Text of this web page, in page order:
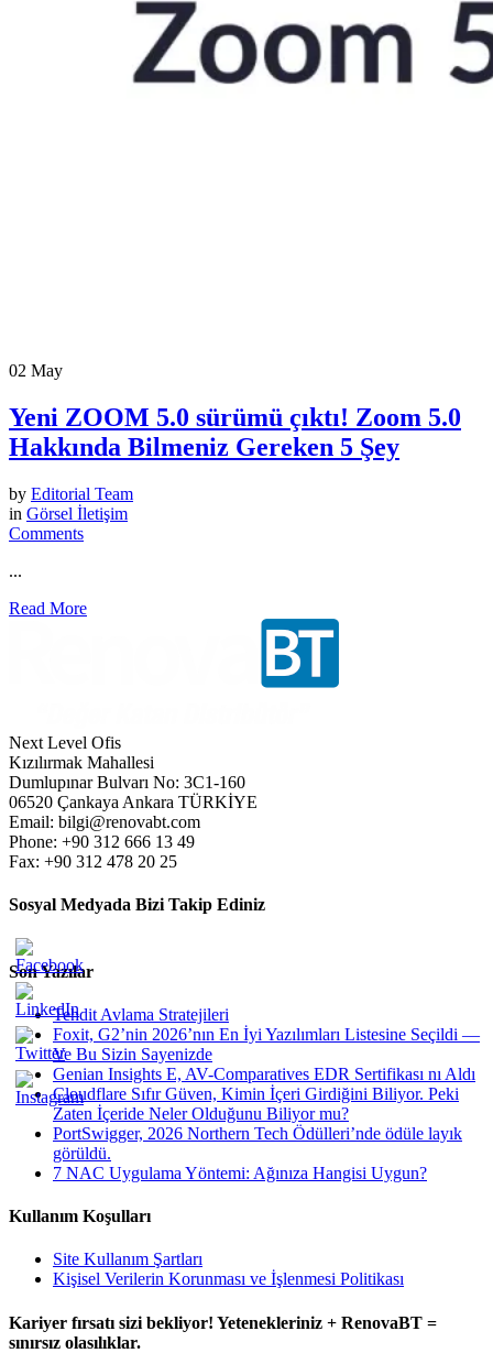
02 May
Yeni ZOOM 5.0 sürümü çıktı! Zoom 5.0
Hakkında Bilmeniz Gereken 5 Şey
by Editorial Team
in Görsel İletişim
Comments
...
Read More
Next Level Ofis
Kızılırmak Mahallesi
Dumlupınar Bulvarı No: 3C1-160
06520 Çankaya Ankara TÜRKİYE
Email: bilgi@renovabt.com
Phone: +90 312 666 13 49
Fax: +90 312 478 20 25
Sosyal Medyada Bizi Takip Ediniz
Son Yazılar
Tehdit Avlama Stratejileri
Foxit, G2’nin 2026’nın En İyi Yazılımları Listesine Seçildi —
Ve Bu Sizin Sayenizde
Genian Insights E, AV-Comparatives EDR Sertifikası nı Aldı
Cloudflare Sıfır Güven, Kimin İçeri Girdiğini Biliyor. Peki
Zaten İçeride Neler Olduğunu Biliyor mu?
PortSwigger, 2026 Northern Tech Ödülleri’nde ödüle layık
görüldü.
7 NAC Uygulama Yöntemi: Ağınıza Hangisi Uygun?
Kullanım Koşulları
Site Kullanım Şartları
Kişisel Verilerin Korunması ve İşlenmesi Politikası
Kariyer fırsatı sizi bekliyor! Yetenekleriniz + RenovaBT =
sınırsız olasılıklar.